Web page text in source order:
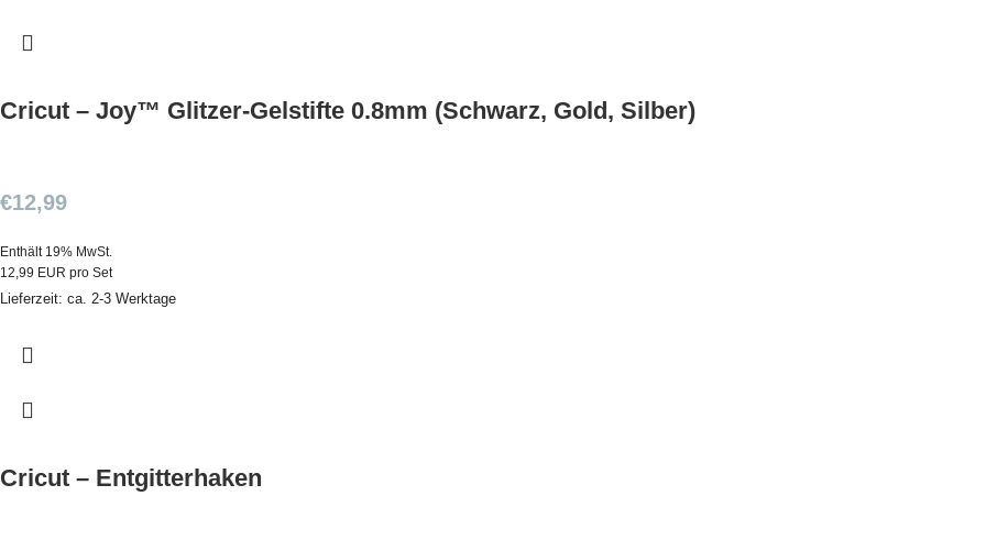
Cricut – Joy™ Glitzer-Gelstifte 0.8mm (Schwarz, Gold, Silber)
€12,99
Enthält 19% MwSt.
12,99 EUR pro Set
Lieferzeit: ca. 2-3 Werktage
Cricut – Entgitterhaken